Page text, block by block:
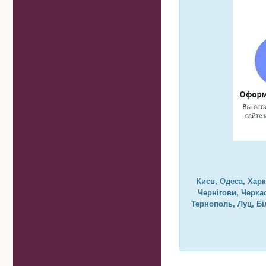
Києв, Одеса,
Чернігови,
Тернополь, Луц,